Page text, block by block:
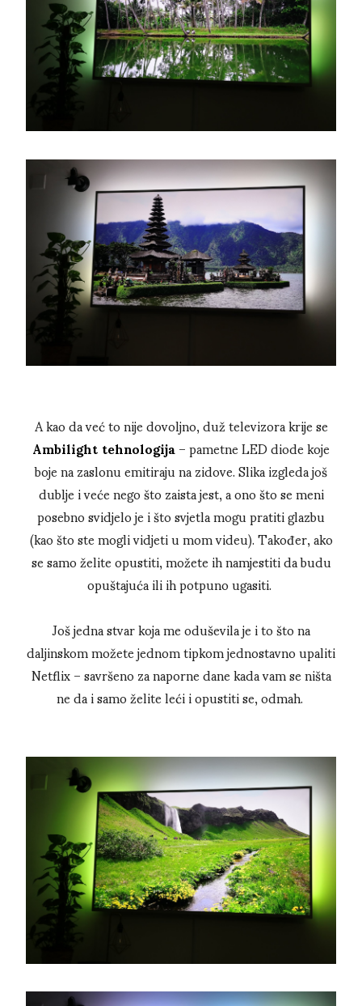
A kao da već to nije dovoljno, duž televizora krije se
Ambilight tehnologija– pametne LED diode koje
boje na zaslonu emitiraju na zidove. Slika izgleda još
dublje i veće nego što zaista jest, a ono što se meni
posebno svidjelo je i što svjetla mogu pratiti glazbu
(kao što ste mogli vidjeti u mom videu). Također, ako
se samo želite opustiti, možete ih namjestiti da budu
opuštajuća ili ih potpuno ugasiti.
Još jedna stvar koja me oduševila je i to što na
daljinskom možete jednom tipkom jednostavno upaliti
Netflix – savršeno za naporne dane kada vam se ništa
ne da i samo želite leći i opustiti se, odmah.